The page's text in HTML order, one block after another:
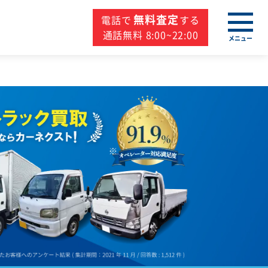
電話で 無料査定する
通話無料 8:00~22:00
メニュー